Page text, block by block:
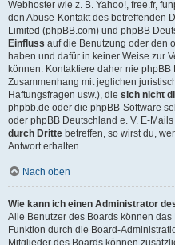
Webhoster wie z. B. Yahoo!, free.fr,
den Abuse-Kontakt des betreffenden
Limited (phpBB.com) und phpBB
Einfluss auf die Benutzung oder den
haben und dafür in keiner Weise zur
können. Kontaktiere daher nie
Zusammenhang mit jeglichen
Haftungsfragen usw.), die sich nicht
phpbb.de oder die phpBB-Software
oder phpBB Deutschland e. V. E-
durch Dritte betreffen, so wirst du,
Antwort erhalten.
Nach oben
Wie kann ich einen Administrator
Alle Benutzer des Boards können
Funktion durch die Board-
Mitglieder des Boards können